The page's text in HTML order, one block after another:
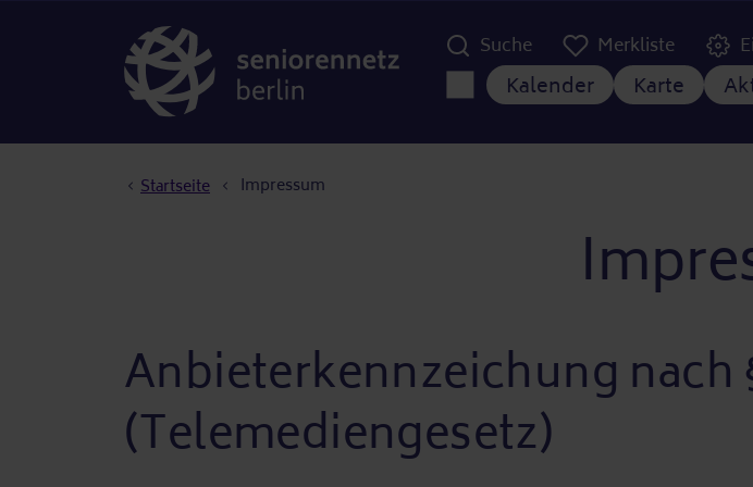
Hauptnavigation
Kalender Karte
Menü der Kopfzeile
Suche Merkliste
Startseite Impressum
Anbieterkennzeichung nach
(Telemediengesetz)